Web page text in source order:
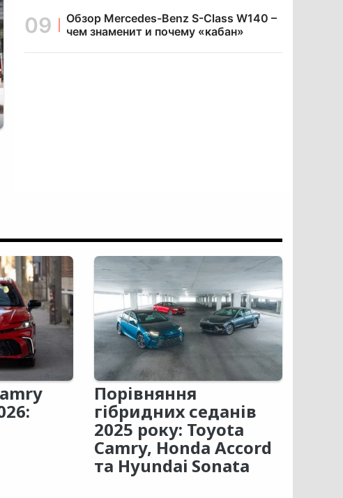
Обзор Mercedes-Benz S-Class W140 –
чем знаменит и почему «кабан»
Порівняння
гібридних седанів
2025 року: Toyota
Camry, Honda Accord
та Hyundai Sonata